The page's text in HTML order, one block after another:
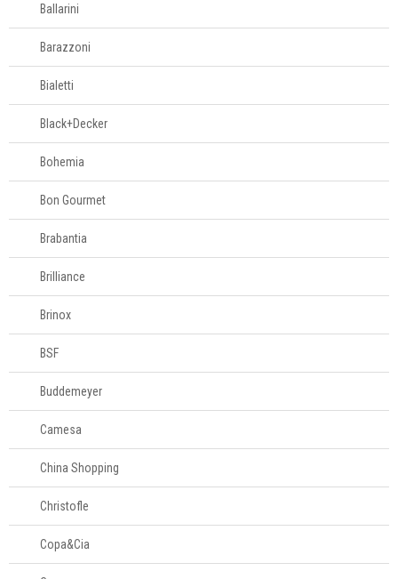
Ballarini
Barazzoni
Bialetti
Black+Decker
Bohemia
Bon Gourmet
Brabantia
Brilliance
Brinox
BSF
Buddemeyer
Camesa
China Shopping
Christofle
Copa&Cia